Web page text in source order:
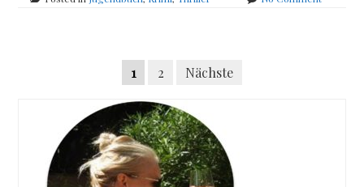
navigation
Seitennummerierung
Beiträge
1 2 Nächste